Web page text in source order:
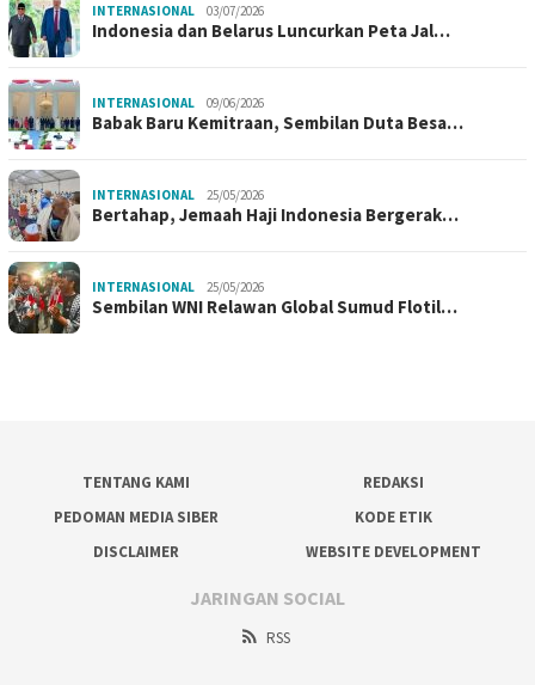
INTERNASIONAL 03/07/2026
Indonesia dan Belarus Luncurkan Peta Jal…
INTERNASIONAL 09/06/2026
Babak Baru Kemitraan, Sembilan Duta Besa…
INTERNASIONAL 25/05/2026
Bertahap, Jemaah Haji Indonesia Bergerak…
INTERNASIONAL 25/05/2026
Sembilan WNI Relawan Global Sumud Flotil…
TENTANG KAMI
REDAKSI
PEDOMAN MEDIA SIBER
KODE ETIK
DISCLAIMER
WEBSITE DEVELOPMENT
JARINGAN SOCIAL
RSS